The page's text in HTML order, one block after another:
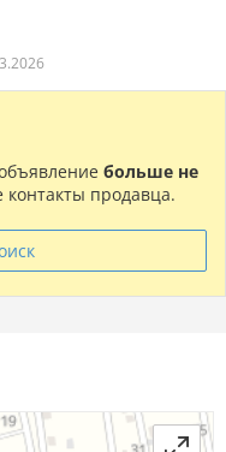
больше не
продавца.